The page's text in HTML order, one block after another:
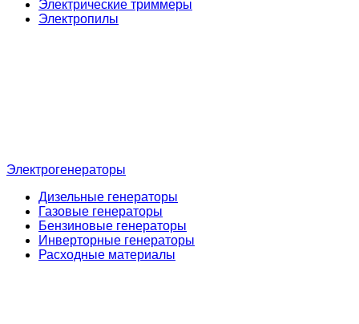
Электрические триммеры
Электропилы
Электрогенераторы
Дизельные генераторы
Газовые генераторы
Бензиновые генераторы
Инверторные генераторы
Расходные материалы